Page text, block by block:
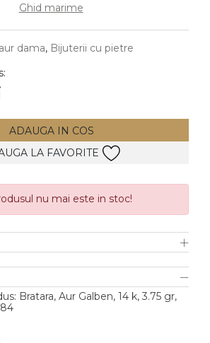
Vezi toate
Ghid marime
dama, Bijuterii cu pietre
ADAUGA IN COS
LA FAVORITE
nu mai este in stoc!
Bratara, Aur Galben, 14 k, 3.75 gr,